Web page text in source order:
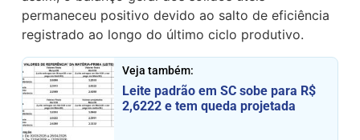
permaneceu positivo devido ao salto de eficiência
registrado ao longo do último ciclo produtivo.
Veja também:
Leite padrão em SC sobe para R$
2,6222 e tem queda projetada